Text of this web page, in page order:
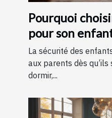
Pourquoi
pour son
La sécurité des
aux parents dès
dormir,...